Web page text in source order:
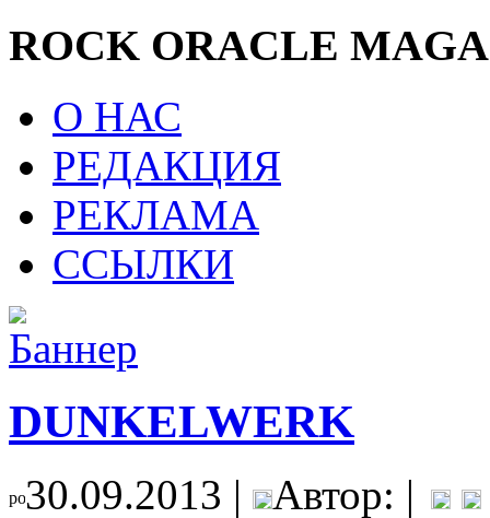
ROCK ORACLE
О НАС
РЕДАКЦИЯ
РЕКЛАМА
ССЫЛКИ
DUNKELWERK
30.09.2013 | Автор: |